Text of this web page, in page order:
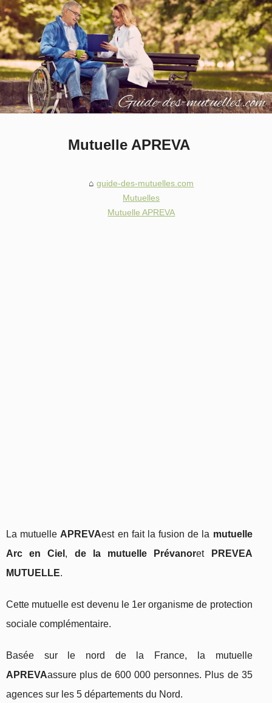
Mutuelle APREVA
guide-des-mutuelles.com
Mutuelles
Mutuelle APREVA
La mutuelle APREVAest en fait la fusion de la mutuelle
Arc en Ciel , de la mutuelle Prévanoret
PREVEA
MUTUELLE.
Cette mutuelle est devenu le 1er organisme de protection
sociale complémentaire.
Basée sur le nord de la France, la mutuelle
APREVAassure plus de 600 000 personnes. Plus de 35
agences sur les 5 départements du Nord.